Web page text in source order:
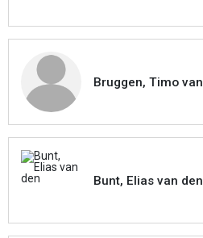
Bruggen, Timo van
Bunt, Elias van den